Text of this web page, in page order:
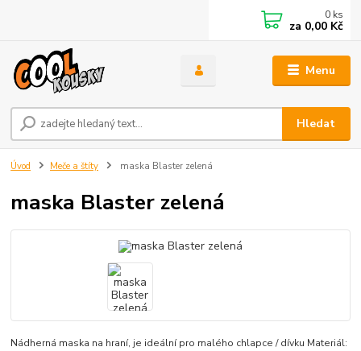
Menu
Hledat
0 ks
za 0,00 Kč
Úvod Meče a štíty maska Blaster zelená
maska Blaster zelená
Nádherná maska na hraní, je ideální pro malého chlapce / dívku Materiál: